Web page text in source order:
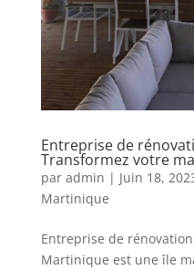
Entreprise de
Transformez votre
par admin | Juin 18,
Martinique
Entreprise de
Martinique est une île